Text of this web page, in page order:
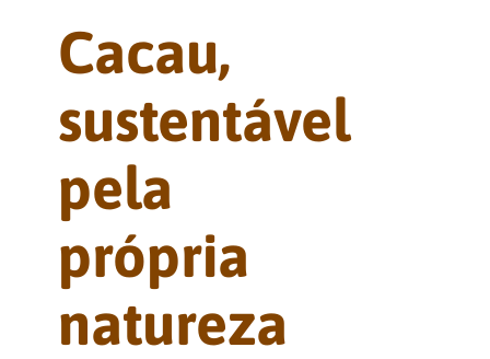
Cacau,
sustentável
pela
própria
natureza